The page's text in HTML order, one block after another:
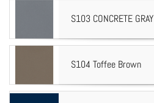
S103 CONCRETE GRAY
S104 Toffee Brown